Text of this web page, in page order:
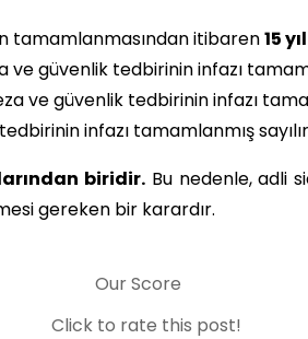
tamamlanmasından itibaren15 yıl
ve güvenlik tedbirinin infazı
ve güvenlik tedbirinin infazı
infazı tamamlanmış
biridir. Bu nedenle, adli
gereken bir karardır.
Our Score
Click to rate this post!